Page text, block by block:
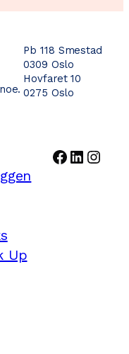
Pb 118 Smestad
0309 Oslo
Hovfaret 10
0275 Oslo
Up
Facebook